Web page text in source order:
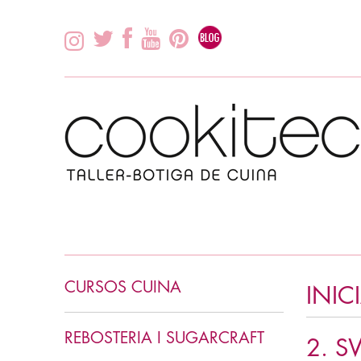
CURSOS CUINA
CUINA ASIÀTICA
REBOSTERIA I SUGARCRAFT 2.